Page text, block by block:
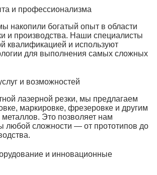
и профессионализма
накопили богатый опыт в области
и производства. Наши специалисты
квалификацией и используют
для выполнения самых сложных
и возможностей
лазерной резки, мы предлагаем
маркировке, фрезеровке и другим
Это позволяет нам
любой сложности — от прототипов до
и инновационные